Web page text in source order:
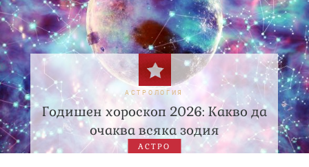
АСТРОЛОГИЯ
Годишен хороскоп 2026: Какво да
очаква всяка зодия
АСТРО